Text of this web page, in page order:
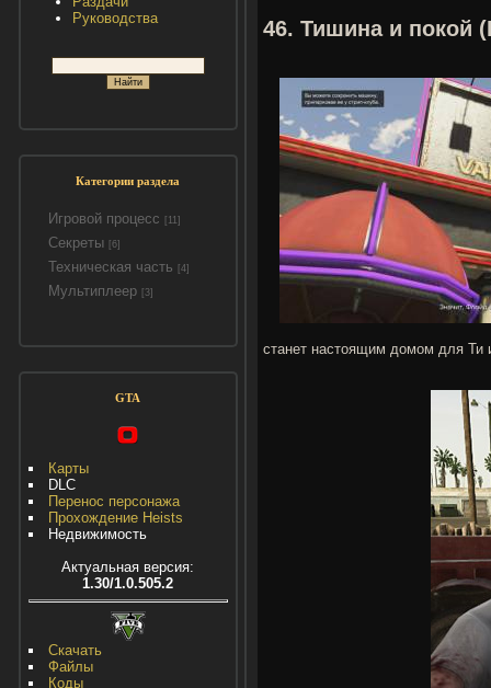
Руководства
Категории раздела
Игровой процесс [11]
Секреты [6]
Техническая часть [4]
Мультиплеер [3]
GTA
Карты
DLC
Перенос персонажа
Прохождение Heists
Недвижимость
Актуальная версия:
1.30/1.0.505.2
Скачать
Файлы
Коды
46. Тишина и покой
станет настоящим домом для Ти